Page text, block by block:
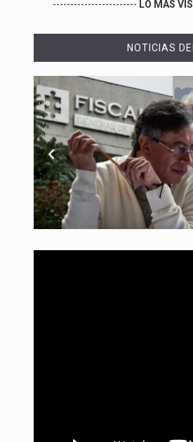
------------------------ LO MÁS
NOTICIAS